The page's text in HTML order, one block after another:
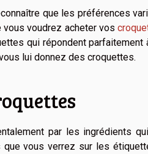
que les préférences
vous voudrez acheter vos
qui répondent
lui donnez des croquettes.
par les ingrédients
vous verrez sur les